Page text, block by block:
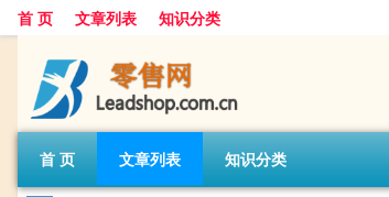
首 页 文章列表 知识分类
首 页 文章列表 知识分类